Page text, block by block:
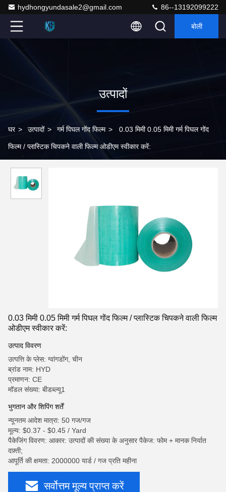
hydhongyundasale2@gmail.com 86--13192099222
बोली
उत्पादों
घर > उत्पादों > गर्म पिघल गोंद फिल्म > 0.03 मिमी 0.05 मिमी गर्म पिघल गोंद
फिल्म / प्लास्टिक चिपकने वाली फिल्म ओडीएम स्वीकार करें:
0.03 मिमी 0.05 मिमी गर्म पिघल गोंद फिल्म / प्लास्टिक चिपकने वाली फिल्म
ओडीएम स्वीकार करें:
उत्पाद विवरण
उत्पत्ति के प्लेस: ग्वांगडोंग, चीन
ब्रांड नाम: HYD
प्रमाणन: CE
मॉडल संख्या: बीडब्ल्यू1
भुगतान और शिपिंग शर्तें
न्यूनतम आदेश मात्रा: 50 गज/गज
मूल्य: $0.37 - $0.45 / Yard
पैकेजिंग विवरण: आकार: उत्पादों की संख्या के अनुसार पैकेज: फोम + मानक निर्यात
दफ़्ती;
आपूर्ति की क्षमता: 2000000 यार्ड / गज प्रति महीना
सर्वोत्तम मूल्य प्राप्त करें